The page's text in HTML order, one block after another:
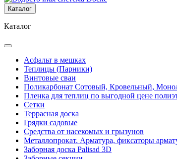
Каталог
Каталог
Асфальт в мешках
Теплицы (Парники)
Винтовые сваи
Поликарбонат Сотовый, Кровельный,
Пленка для теплиц по выгодной цене
Сетки
Террасная доска
Грядки садовые
Средства от насекомых и грызунов
Металлопрокат. Арматура, фиксаторы
Заборная доска Palisad 3D